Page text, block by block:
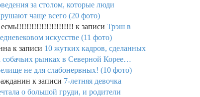
за столом, которые люди
чаще всего (20 фото)
есмь!!!!!!!!!!!!!!!!!!!!!!! к записи Трэш в
искусстве (11 фото)
к записи 10 жутких кадров, сделанных
собачьих рынках в Северной Корее…
не для слабонервных! (10 фото)
к записи 7-летняя девочка
о большой груди, и родители